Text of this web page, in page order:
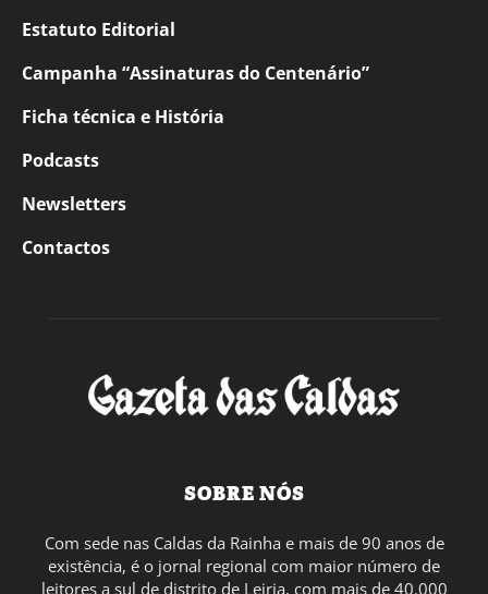
Estatuto Editorial
Campanha “Assinaturas do Centenário”
Ficha técnica e História
Podcasts
Newsletters
Contactos
SOBRE NÓS
Com sede nas Caldas da Rainha e mais de 90 anos de
existência, é o jornal regional com maior número de
leitores a sul de distrito de Leiria, com mais de 40.000